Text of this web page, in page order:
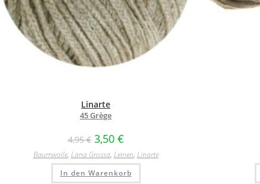
Linarte
45 Grège
4,95€ 3,50 €
Baumwolle, Lana Grossa, Leinen, Linarte
In den Warenkorb